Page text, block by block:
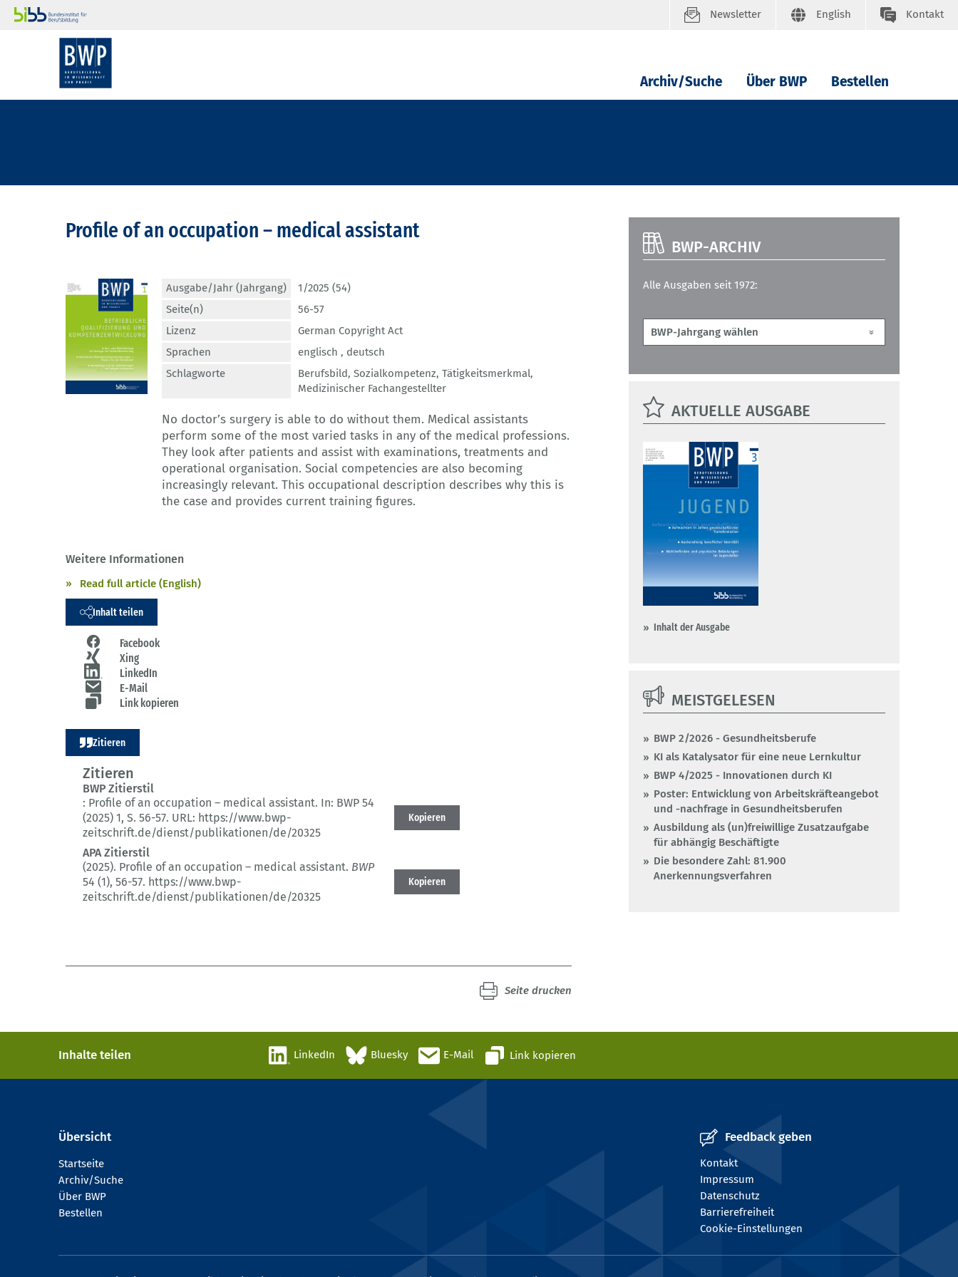
Newsletter English Kontakt
Archiv/Suche Über BWP Bestellen
Profile of an occupation – medical assistant
Ausgabe/Jahr (Jahrgang)
1/2025 (54)
Seite(n)
56-57
Lizenz
German Copyright Act
Sprachen
englisch , deutsch
Schlagworte
Berufsbild, Sozialkompetenz, Tätigkeitsmerkmal,
Medizinischer Fachangestellter
No doctor’s surgery is able to do without them. Medical assistants
perform some of the most varied tasks in any of the medical professions.
They look after patients and assist with examinations, treatments and
operational organisation. Social competencies are also becoming
increasingly relevant. This occupational description describes why this is
the case and provides current training figures.
Weitere Informationen
Read full article (English)
Inhalt teilen
Facebook
Xing
LinkedIn
E-Mail
Link kopieren
Zitieren
Zitieren
BWP Zitierstil
: Profile of an occupation – medical assistant. In: BWP 54
(2025) 1, S. 56-57. URL: https://www.bwp-
zeitschrift.de/dienst/publikationen/de/20325
Kopieren
APA Zitierstil
(2025). Profile of an occupation – medical assistant. BWP
54 (1), 56-57. https://www.bwp-
zeitschrift.de/dienst/publikationen/de/20325
Kopieren
Seite drucken
BWP-ARCHIV
Alle Ausgaben seit 1972:
AKTUELLE AUSGABE
Inhalt der Ausgabe
MEISTGELESEN
BWP 2/2026 - Gesundheitsberufe
KI als Katalysator für eine neue Lernkultur
BWP 4/2025 - Innovationen durch KI
Poster: Entwicklung von Arbeitskräfteangebot
und -nachfrage in Gesundheitsberufen
Ausbildung als (un)freiwillige Zusatzaufgabe
für abhängig Beschäftigte
Die besondere Zahl: 81.900
Anerkennungsverfahren
Inhalte teilen LinkedIn Bluesky E-Mail Link kopieren
Übersicht
Startseite
Archiv/Suche
Über BWP
Bestellen
Feedback geben
Kontakt
Impressum
Datenschutz
Barrierefreiheit
Cookie-Einstellungen